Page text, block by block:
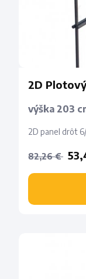
2D
výška 203
2D panel drôt
82,26 €